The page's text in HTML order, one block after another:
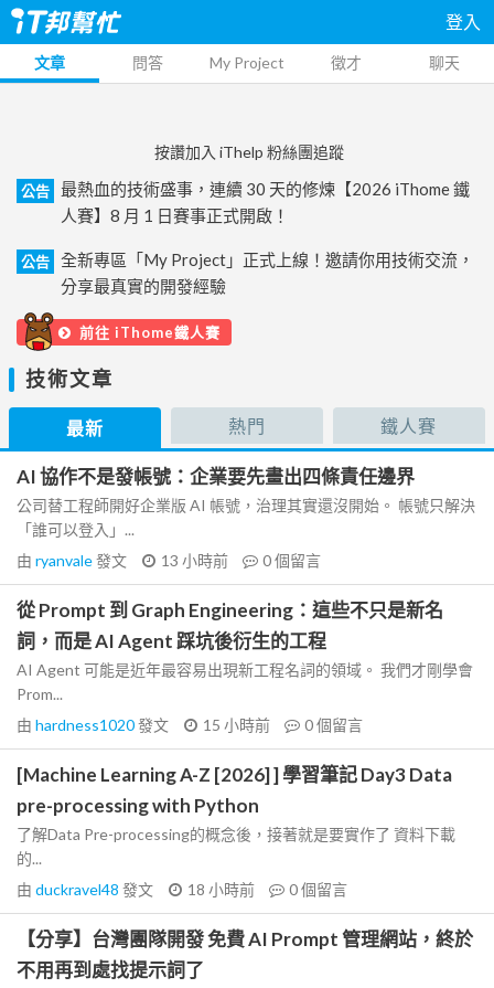
登入
文章 問答 My Project 徵才 聊天
按讚加入 iThelp 粉絲團追蹤
公告
最熱血的技術盛事，連續 30 天的修煉【2026 iThome 鐵
人賽】8 月 1 日賽事正式開啟！
公告
全新專區「My Project」正式上線！邀請你用技術交流，
分享最真實的開發經驗
前往 iThome鐵人賽
技術文章
最新 熱門 鐵人賽
AI 協作不是發帳號：企業要先畫出四條責任邊界
公司替工程師開好企業版 AI 帳號，治理其實還沒開始。 帳號只解決
「誰可以登入」...
由 ryanvale發文 13 小時前 0個留言
從 Prompt 到 Graph Engineering：這些不只是新名
詞，而是 AI Agent 踩坑後衍生的工程
AI Agent 可能是近年最容易出現新工程名詞的領域。 我們才剛學會
Prom...
由 hardness1020發文 15 小時前 0個留言
[Machine Learning A-Z [2026] ] 學習筆記 Day3 Data
pre-processing with Python
了解Data Pre-processing的概念後，接著就是要實作了 資料下載
的...
由 duckravel48 發文 18 小時前 0個留言
【分享】台灣團隊開發 免費 AI Prompt 管理網站，終於
不用再到處找提示詞了